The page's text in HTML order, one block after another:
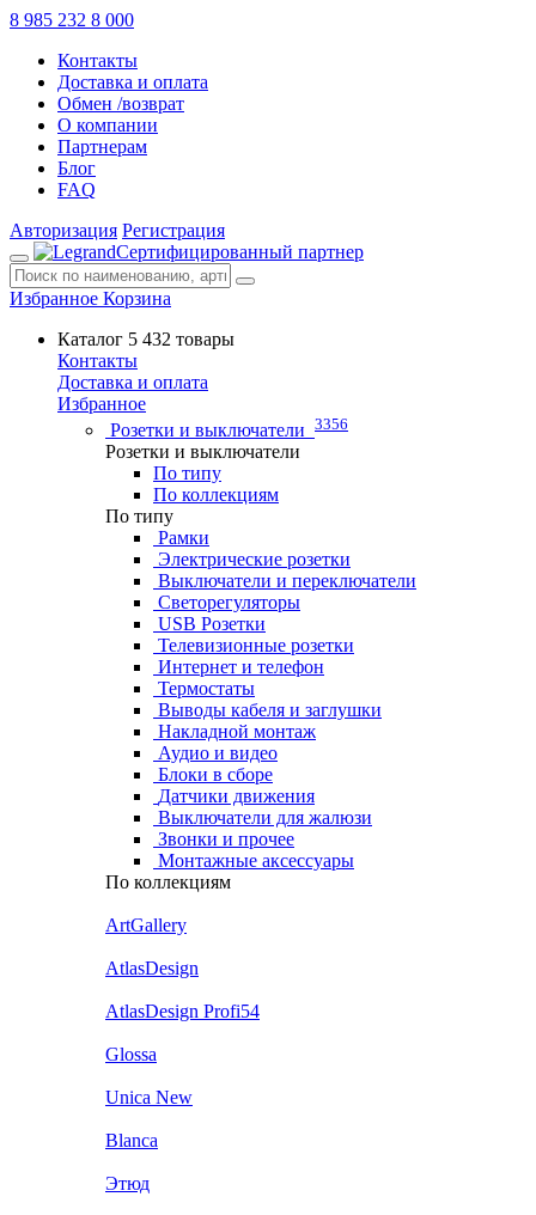
8 985 232 8 000
Контакты
Доставка и оплата
Обмен /возврат
О компании
Партнерам
Блог
FAQ
Авторизация Регистрация
Сертифицированный партнер
Избранное Корзина
Каталог 5 432 товары
Контакты
Доставка и оплата
Избранное
Розетки и выключатели 3356
Розетки и выключатели
По типу
По коллекциям
По типу
Рамки
Электрические розетки
Выключатели и переключатели
Светорегуляторы
USB Розетки
Телевизионные розетки
Интернет и телефон
Термостаты
Выводы кабеля и заглушки
Накладной монтаж
Аудио и видео
Блоки в сборе
Датчики движения
Выключатели для жалюзи
Звонки и прочее
Монтажные аксессуары
По коллекциям
ArtGallery
AtlasDesign
AtlasDesign Profi54
Glossa
Unica New
Blanca
Этюд